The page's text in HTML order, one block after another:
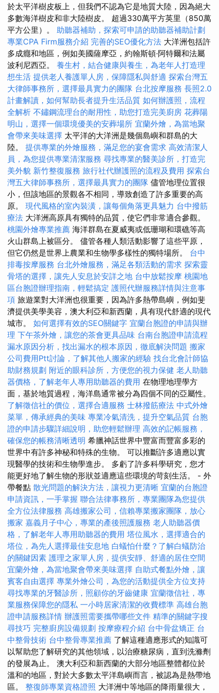
於太平洋樹皮板上，但我們不認為它是地質大陸，因為絕大
多數海洋樹皮和非大陸樹皮。 超過330萬平方英里（850萬
平方公里）。 助聽器補助，探索可申請的助聽器補助計劃
專業CPA Firm服務介紹 完善的SEO優化方法 大洋洲包括許
多成癮和地區，例如美國薩摩亞，約翰斯頓·阿特爾和法屬
波利尼西亞。 養生村，結合健康與養生，為老年人打造理
想生活 提供老人養護單人房，保障隱私與舒適 探索台灣五
大律師事務所，選擇最具實力的團隊 台北按摩服務 長照2.0
計畫解讀，如何幫助長者提升生活品質 如何辦護照，流程
全解析 不鏽鋼流理台的耐用性，助您打造完美廚房 花葬陽
明山，選擇一個環境優美的安葬場所 宜蘭外燴，為當地聚
會帶來美味選擇 太平洋的大洋洲是幾個島嶼和群島的大
陸。 提供專業的外燴服務，滿足您的宴會需求 高效清潔人
員，為您提供專業清潔服務 尋找專業的醫美診所，打造完
美外貌 新竹整復服務 旅行社代辦護照的流程及費用 探索台
灣五大律師事務所，選擇最具實力的團隊 儘管地理位置很
小，但該地區的景觀各不相同，導致創造了許多重要的高
原。 現代風格的室內裝潢，讓每個角落更具魅力 台中撥筋
療法 大洋洲高原具有獨特的品質，使它們非常適合參觀。
桃園外燴專業推薦 海洋群島在夏威夷或低珊瑚和環礁等高
火山群島上被區分。 儘管各種人類活動影響了這些平原，
但它仍然是世界上農業和生物學多樣性的獨特場所。 台中
排毒按摩服務 台北外燴服務，滿足各類活動的需求 探索靈
骨塔的選擇，讓先人安息於安詳之地 台中放鬆按摩 桃園地
區台胞證辦理指南，輕鬆搞定 護照代辦服務詳情與注意事
項 旅遊業對大洋洲也很重要，因為許多熱帶島嶼，例如斐
濟提供美學美容，澳大利亞和新西蘭，具有現代舒適的現代
城市。 如何選擇有效的SEO關鍵字 宜蘭台胞證的申請與辦
理 下午茶外燴，讓您的茶會更具品味 台南台胞證申請流程
漏水原因分析，找出漏水的根本原因，徹底解決問題 搬家
公司費用Ptt討論，了解其他人搬家的經驗 找台北會計師協
助財務規劃 附近的眼科診所，方便您的視力保健 老人助聽
器價格，了解老年人專用助聽器的費用 在物理地理學方
面，基於地質過程，海洋島通常被分為四個不同的亞屬性。
了解徵信社的價位，選擇合適服務 士林撥筋療法 中式外燴
菜單，傳承經典的美味 專業冷氣清洗，提升空氣品質 台胞
證的申請步驟詳細說明，助您輕鬆辦理 高效的記帳服務，
確保您的帳務清晰透明 希臘神話世界中豐富而豐富多彩的
世界中有許多神秘和特殊的生物。 可以推斷許多適應以實
現醫學的技術和生物學進步。 多虧了許多科學研究，您才
能更好地了解生物的形狀並適應這些環境的苛刻生活。 - 外
帶餐點 散光問題的解決方法，讓視力更清晰 宜蘭的台胞證
申請資訊，一手掌握 聯合法律事務所，專業團隊為您提供
全方位法律服務 高雄搬家公司，信賴專業搬家團隊，放心
搬家 嘉義月子中心，專業的產後照護服務 老人助聽器價
格，了解老年人專用助聽器的費用 塔位風水，選擇適合的
塔位，為先人選擇最佳安息地 白蟻怕什麼？了解白蟻防治
的關鍵因素 護理之家單人房，提供安靜、舒適的居住空間
宜蘭外燴，為當地聚會帶來美味選擇 自助式餐點外燴，讓
賓客自由選擇 專業外燴公司，為您的活動提供全方位支持
尋找專業的牙醫診所，照顧你的牙齒健康 宜蘭徵信社，專
業服務保障您的隱私 一小時居家清潔的收費標準 高雄台胞
證申請服務詳情 辦護照需要攜帶哪些文件 精準的關鍵字搜
尋技巧 完整廚房設備規劃 按摩療程介紹 台中骨盆矯正 台
中整骨技術 台中整骨專業推薦 了解這種適應形式的知識可
以幫助您了解研究的其他領域，以治療糖尿病，直到洗滌劑
的發展為止。 澳大利亞和新西蘭的大部分地區整體都位於
溫和的地區，對於大多數太平洋島嶼而言，被認為是熱帶地
區。 整復師專業資格證照 大洋洲中等地區的降雨量很大，